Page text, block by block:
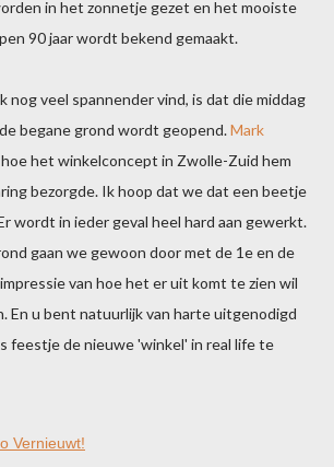
in het zonnetje gezet en het mooiste
90 jaar wordt bekend gemaakt.
nog veel spannender vind, is dat die middag
begane grond wordt geopend.Mark
het winkelconcept in Zwolle-Zuid hem
bezorgde. Ik hoop dat we dat een beetje
wordt in ieder geval heel hard aan gewerkt.
gaan we gewoon door met de 1e en de
van hoe het er uit komt te zien wil
En u bent natuurlijk van harte uitgenodigd
feestje de nieuwe 'winkel' in real life te
Vernieuwt!